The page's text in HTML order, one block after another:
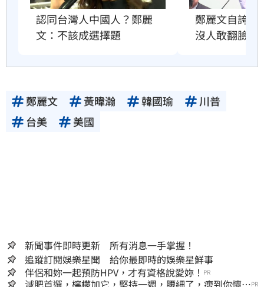
認同台灣人中國人？鄭麗
文：不該成選擇題
鄭麗文自誇很
沒人敢翻臉原
鄭麗文 黃暐瀚 韓國瑜
川普
台美
美國
新聞事件即時更新 所有消息一手掌握！
追蹤訂閱娛樂星聞 給你最即時的娛樂星鮮事
伴侶和妳一起預防HPV，才有資格說愛妳！ PR
PR